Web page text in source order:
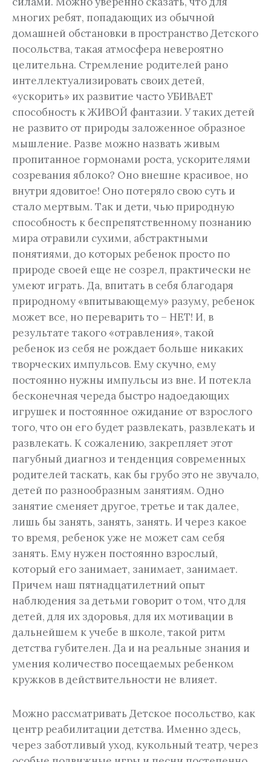
многих ребят, попадающих из обычной
домашней обстановки в пространство Детского
посольства, такая атмосфера невероятно
целительна. Стремление родителей рано
интеллектуализировать своих детей,
«ускорить» их развитие часто УБИВАЕТ
способность к ЖИВОЙ фантазии. У таких детей
не развито от природы заложенное образное
мышление. Разве можно назвать живым
пропитанное гормонами роста, ускорителями
созревания яблоко? Оно внешне красивое, но
внутри ядовитое! Оно потеряло свою суть и
стало мертвым. Так и дети, чью природную
способность к беспрепятственному познанию
мира отравили сухими, абстрактными
понятиями, до которых ребенок просто по
природе своей еще не созрел, практически не
умеют играть. Да, впитать в себя благодаря
природному «впитывающему» разуму, ребенок
может все, но переварить то – НЕТ! И, в
результате такого «отравления», такой
ребенок из себя не рождает больше никаких
творческих импульсов. Ему скучно, ему
постоянно нужны импульсы из вне. И потекла
бесконечная череда быстро надоедающих
игрушек и постоянное ожидание от взрослого
того, что он его будет развлекать, развлекать и
развлекать. К сожалению, закрепляет этот
пагубный диагноз и тенденция современных
родителей таскать, как бы грубо это не звучало,
детей по разнообразным занятиям. Одно
занятие сменяет другое, третье и так далее,
лишь бы занять, занять, занять. И через какое
то время, ребенок уже не может сам себя
занять. Ему нужен постоянно взрослый,
который его занимает, занимает, занимает.
Причем наш пятнадцатилетний опыт
наблюдения за детьми говорит о том, что для
детей, для их здоровья, для их мотивации в
дальнейшем к учебе в школе, такой ритм
детства губителен. Да и на реальные знания и
умения количество посещаемых ребенком
кружков в действительности не влияет.
Можно рассматривать Детское посольство, как
центр реабилитации детства. Именно здесь,
через заботливый уход, кукольный театр, через